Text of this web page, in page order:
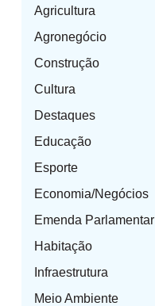
Agricultura
Agronegócio
Construção
Cultura
Destaques
Educação
Esporte
Economia/Negócios
Emenda Parlamentar
Habitação
Infraestrutura
Meio Ambiente